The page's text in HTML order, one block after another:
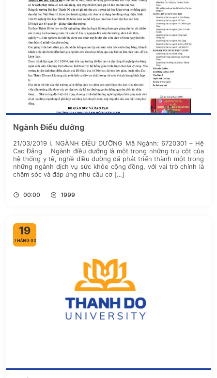
Ngành Điều dưỡng
21/03/2019 I. NGÀNH ĐIỀU DƯỠNG Mã Ngành: 6720301 – Hệ
Cao Đẳng Ngành điều dưỡng là một trong những trụ cột của
hệ thống y tế, nghề điều dưỡng đã phát triển thành một trong
những ngành dịch vụ sức khỏe cộng đồng, với vai trò chính là
chăm sóc và đáp ứng nhu cầu cơ […]
00:00 1999
19
THÁNG 03